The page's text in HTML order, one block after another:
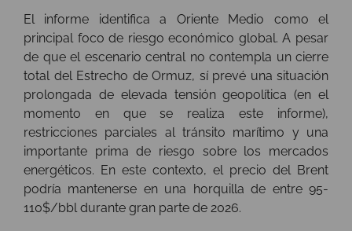
El informe identifica a Oriente Medio como el
principal foco de riesgo económico global. A pesar
de que el escenario central no contempla un cierre
total del Estrecho de Ormuz, sí prevé una situación
prolongada de elevada tensión geopolítica (en el
momento en que se realiza este informe),
restricciones parciales al tránsito marítimo y una
importante prima de riesgo sobre los mercados
energéticos. En este contexto, el precio del Brent
podría mantenerse en una horquilla de entre 95-
110$/bbl durante gran parte de 2026.